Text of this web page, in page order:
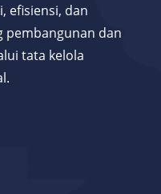
efisiensi, dan
pembangunan dan
tata kelola